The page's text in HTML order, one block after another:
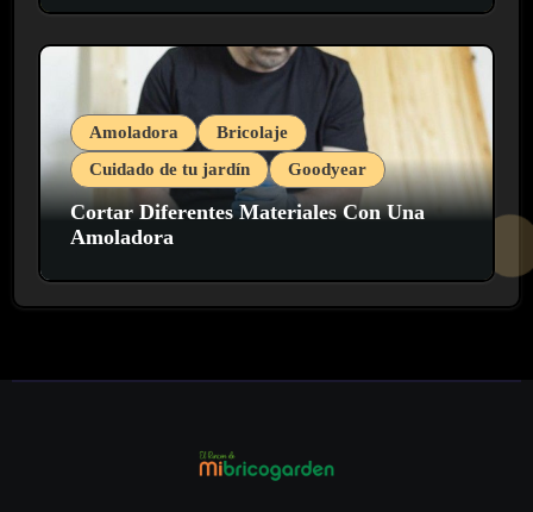
Amoladora
Bricolaje
Cuidado de tu jardín
Goodyear
Cortar Diferentes Materiales Con Una
Amoladora